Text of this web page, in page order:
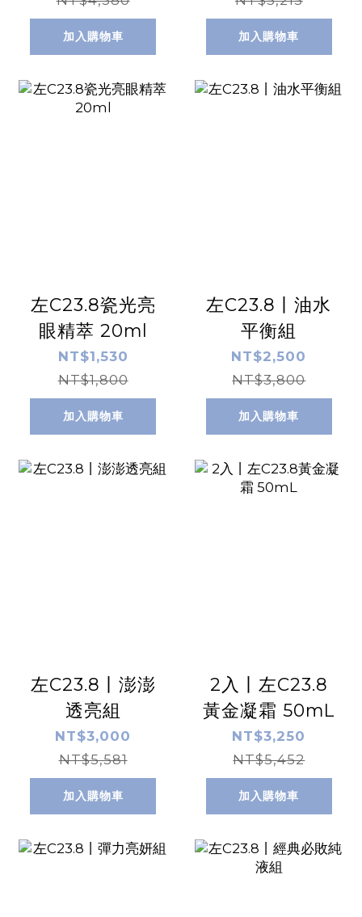
加入購物車 加入購物車
左C23.8瓷光亮
眼精萃 20ml
NT$1,530
NT$1,800
加入購物車
左C23.8丨油水
平衡組
NT$2,500
NT$3,800
加入購物車
左C23.8丨澎澎
透亮組
NT$3,000
NT$5,581
加入購物車
2入丨左C23.8
黃金凝霜 50mL
NT$3,250
NT$5,452
加入購物車